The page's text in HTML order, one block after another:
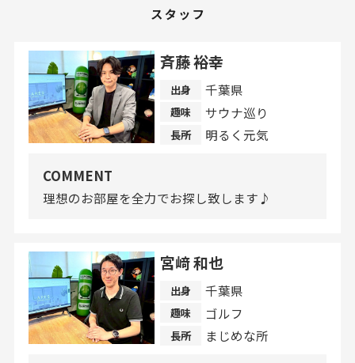
斉藤 裕幸
出身 千葉県
趣味 サウナ巡り
長所 明るく元気
COMMENT
理想のお部屋を全力でお探し致します♪
宮﨑 和也
出身 千葉県
趣味 ゴルフ
長所 まじめな所